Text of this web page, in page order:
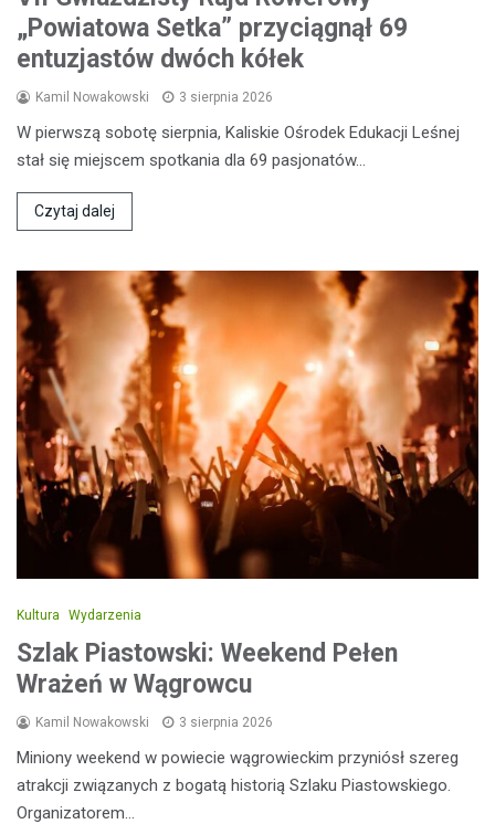
„Powiatowa Setka” przyciągnął 69
entuzjastów dwóch kółek
Kamil Nowakowski 3 sierpnia 2026
W pierwszą sobotę sierpnia, Kaliskie Ośrodek Edukacji Leśnej
stał się miejscem spotkania dla 69 pasjonatów…
Czytaj dalej
Kultura Wydarzenia
Szlak Piastowski: Weekend Pełen
Wrażeń w Wągrowcu
Kamil Nowakowski 3 sierpnia 2026
Miniony weekend w powiecie wągrowieckim przyniósł szereg
atrakcji związanych z bogatą historią Szlaku Piastowskiego.
Organizatorem…